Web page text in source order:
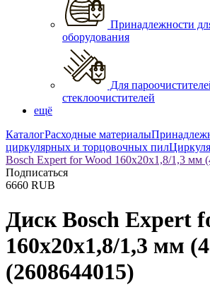
Принадлежности
оборудования
Для
стеклоочистителей
ещё
КаталогРасходные материалы
циркулярных и торцовочных пил
Bosch Expert for Wood 160х20x1,8/1,3 мм
Подписаться
6660 RUB
Диск Bosch Expert
160х20x1,8/1,3 мм
(2608644015)